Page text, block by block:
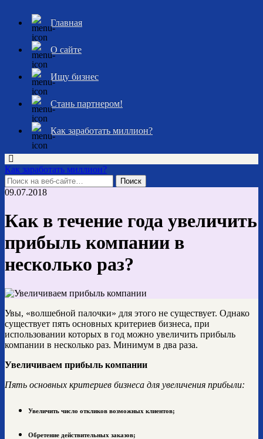
Главная
О сайте
Ищу бизнес
Стань партнером!
Как заработать миллион?
Как заработать миллион?
09.07.2018
Как в течение года увеличить
прибыль компании в
несколько раз?
Увы, «волшебной палочки» для этого не существует. Однако
существует пять основных критериев бизнеса, при
использовании которых в год можно увеличить прибыль
компании в несколько раз. Минимум в два раза.
Увеличиваем прибыль компании
Пять основных критериев бизнеса для увеличения прибыли:
Увеличить число откликов возможных клиентов;
Обретение действительных заказов;